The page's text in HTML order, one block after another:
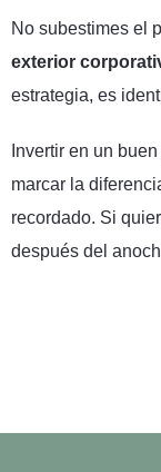
No subestimes el
exterior
estrategia, es
Invertir en un
marcar la
recordado. Si
después del